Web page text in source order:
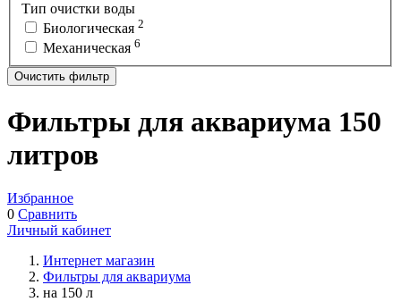
Тип очистки воды
Биологическая 2
Механическая 6
Очистить фильтр
Фильтры для аквариума 150
литров
Избранное
0 Сравнить
Личный кабинет
Интернет магазин
Фильтры для аквариума
на 150 л